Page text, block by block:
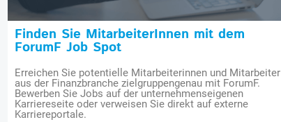
Finden Sie MitarbeiterInnen mit dem
ForumF Job Spot
Erreichen Sie potentielle Mitarbeiterinnen und Mitarbeiter
aus der Finanzbranche zielgruppengenau mit ForumF.
Bewerben Sie Jobs auf der unternehmenseigenen
Karriereseite oder verweisen Sie direkt auf externe
Karriereportale.